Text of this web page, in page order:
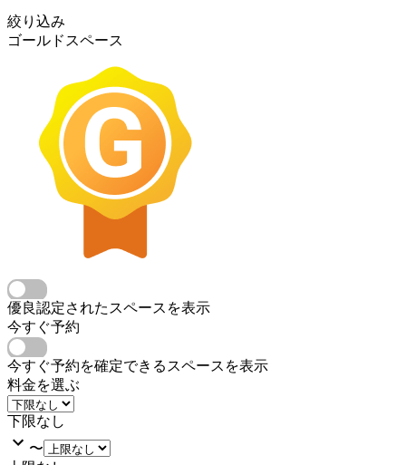
絞り込み
ゴールドスペース
優良認定されたスペースを表示
今すぐ予約
今すぐ予約を確定できるスペースを表示
料金を選ぶ
下限なし
〜